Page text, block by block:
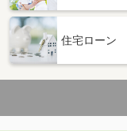
住宅ローン